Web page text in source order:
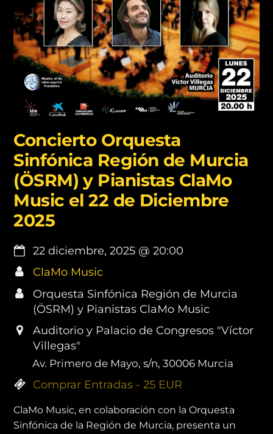
Concierto Orquesta
Sinfónica Región de Murcia
(ÖSRM) y Pianistas ClaMo
Music el 22 de Diciembre
2025
22 diciembre, 2025 @20:00
ClaMo Music
Orquesta Sinfónica Región de Murcia
(ÖSRM) y Pianistas ClaMo Music
Auditorio y Palacio de Congresos "Víctor
Villegas"
Av. Primero de Mayo, s/n, 30006 Murcia
Comprar Entradas - 25 EUR
ClaMo Music, en colaboración con la Orquesta
Sinfónica de la Región de Murcia, presenta un